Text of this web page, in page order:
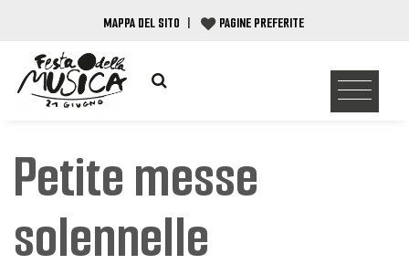
MAPPA DEL SITO | PAGINE PREFERITE
Petite messe
solennelle